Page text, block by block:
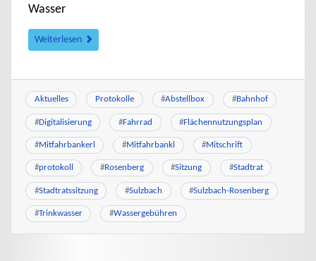
Wasser
Weiterlesen
Aktuelles Protokolle #Abstellbox #Bahnhof
#Digitalisierung #Fahrrad #Flächennutzungsplan
#Mitfahrbankerl #Mitfahrbankl #Mitschrift
#protokoll #Rosenberg #Sitzung #Stadtrat
#Stadtratssitzung #Sulzbach #Sulzbach-Rosenberg
#Trinkwasser #Wassergebühren